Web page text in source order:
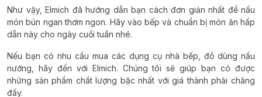
Như vậy, Elmich đã hướng dẫn bạn cách đơn giản nhất để nấu
món bún ngan thơm ngon. Hãy vào bếp và chuẩn bị món ăn hấp
dẫn này cho ngày cuối tuần nhé.
Nếu bạn có nhu cầu mua các dụng cụ nhà bếp, đồ dùng nấu
nướng, hãy đến với Elmich. Chúng tôi sẽ giúp bạn có được
những sản phẩm chất lượng bậc nhất với giá thành phải chăng
đấy.